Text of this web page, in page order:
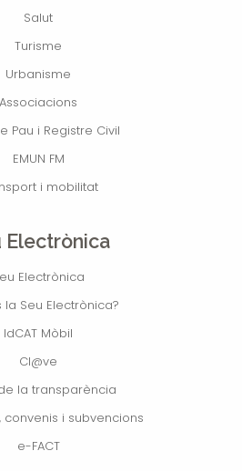
Salut
Turisme
Urbanisme
Associacions
Pau i Registre Civil
EMUN FM
i mobilitat
Electrònica
Electrònica
la Seu Electrònica?
IdCAT Mòbil
Cl@ve
la transparència
convenis i subvencions
e-FACT